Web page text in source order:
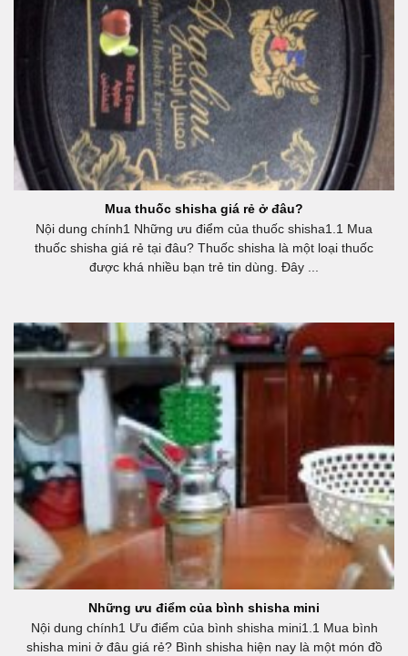
Mua thuốc shisha giá rẻ ở đâu?
Nội dung chính1 Những ưu điểm của thuốc shisha1.1 Mua
thuốc shisha giá rẻ tại đâu? Thuốc shisha là một loại thuốc
được khá nhiều bạn trẻ tin dùng. Đây ...
Những ưu điểm của bình shisha mini
Nội dung chính1 Ưu điểm của bình shisha mini1.1 Mua bình
shisha mini ở đâu giá rẻ? Bình shisha hiện nay là một món đồ